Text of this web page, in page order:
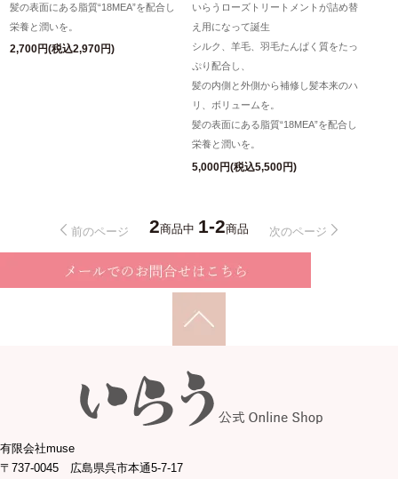
髪の表面にある脂質“18MEA”を配合し
栄養と潤いを。
2,700円(税込2,970円)
いらうローズトリートメントが詰め替
え用になって誕生
シルク、羊毛、羽毛たんぱく質をたっ
ぷり配合し、
髪の内側と外側から補修し髪本来のハ
リ、ボリュームを。
髪の表面にある脂質“18MEA”を配合し
栄養と潤いを。
5,000円(税込5,500円)
前のページ 2商品中 1-2商品 次のページ
有限会社muse
〒737-0045 広島県呉市本通5-7-17